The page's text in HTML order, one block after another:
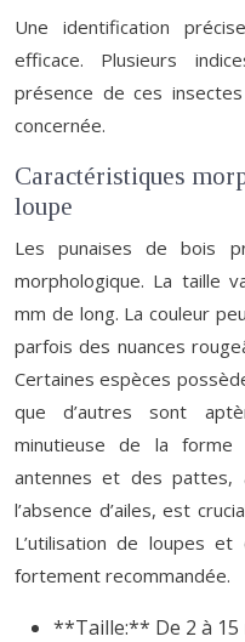
Une identification
efficace. Plusieurs
présence de ces
concernée.
Caractéristiques
loupe
Les punaises de bois
morphologique. La taille
mm de long. La couleur
parfois des nuances
Certaines espèces
que d’autres sont
minutieuse de la
antennes et des pattes,
l’absence d’ailes, est
L’utilisation de loupes
fortement recommandée.
**Taille:** De 2 à 15